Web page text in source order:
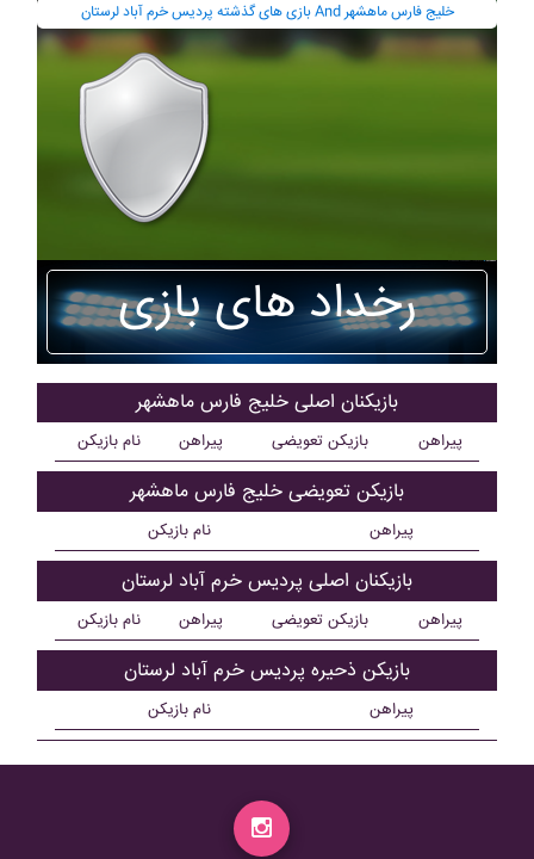
بازی های گذشته پرديس خرم آباد لرستان And خليج فارس ماهشهر
رخداد های بازی
بازیکنان اصلی خليج فارس ماهشهر
نام بازیکن پیراهن بازیکن تعویضی پیراهن
بازیکن تعویضی خليج فارس ماهشهر
نام بازیکن پیراهن
بازیکنان اصلی پرديس خرم آباد لرستان
نام بازیکن پیراهن بازیکن تعویضی پیراهن
بازیکن ذحیره پرديس خرم آباد لرستان
نام بازیکن پیراهن